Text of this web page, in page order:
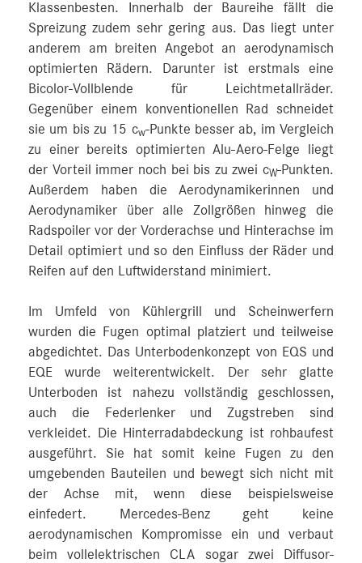
Klassenbesten. Innerhalb der Baureihe fällt die
Spreizung zudem sehr gering aus. Das liegt unter
anderem am breiten Angebot an aerodynamisch
optimierten Rädern. Darunter ist erstmals eine
Bicolor-Vollblende für Leichtmetallräder.
Gegenüber einem konventionellen Rad schneidet
sie um bis zu 15 cw-Punkte besser ab, im Vergleich
zu einer bereits optimierten Alu-Aero-Felge liegt
der Vorteil immer noch bei bis zu zwei cW-Punkten.
Außerdem haben die Aerodynamikerinnen und
Aerodynamiker über alle Zollgrößen hinweg die
Radspoiler vor der Vorderachse und Hinterachse im
Detail optimiert und so den Einfluss der Räder und
Reifen auf den Luftwiderstand minimiert.
Im Umfeld von Kühlergrill und Scheinwerfern
wurden die Fugen optimal platziert und teilweise
abgedichtet. Das Unterbodenkonzept von EQS und
EQE wurde weiterentwickelt. Der sehr glatte
Unterboden ist nahezu vollständig geschlossen,
auch die Federlenker und Zugstreben sind
verkleidet. Die Hinterradabdeckung ist rohbaufest
ausgeführt. Sie hat somit keine Fugen zu den
umgebenden Bauteilen und bewegt sich nicht mit
der Achse mit, wenn diese beispielsweise
einfedert. Mercedes-Benz geht keine
aerodynamischen Kompromisse ein und verbaut
beim vollelektrischen CLA sogar zwei Diffusor-